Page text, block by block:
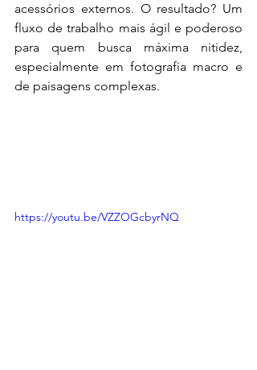
acessórios externos. O resultado? Um
fluxo de trabalho mais ágil e poderoso
para quem busca máxima nitidez,
especialmente em fotografia macro e
de paisagens complexas.
https://youtu.be/VZZOGcbyrNQ